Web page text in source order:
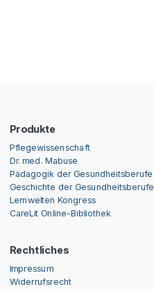
Produkte
Pflegewissenschaft
Dr. med. Mabuse
Pädagogik der Gesundheitsberufe
Geschichte der Gesundheitsberufe
Lernwelten Kongress
CareLit Online-Bibliothek
Rechtliches
Impressum
Widerrufsrecht